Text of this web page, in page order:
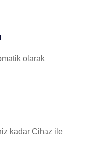
olarak
kadar Cihaz ile